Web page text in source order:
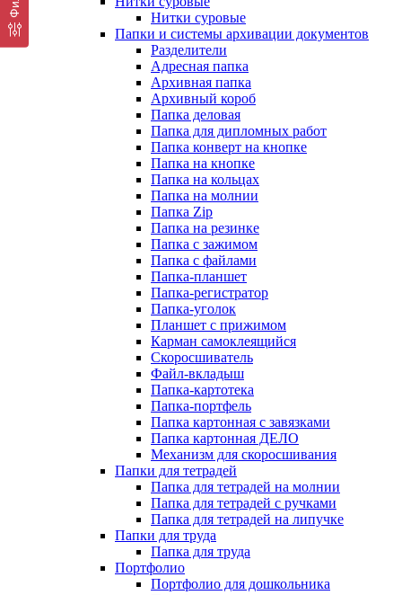
Нитки суровые
Папки и системы архивации документов
Разделители
Адресная папка
Архивная папка
Архивный короб
Папка деловая
Папка для дипломных работ
Папка конверт на кнопке
Папка на кнопке
Папка на кольцах
Папка на молнии
Папка Zip
Папка на резинке
Папка с зажимом
Папка с файлами
Папка-планшет
Папка-регистратор
Папка-уголок
Планшет с прижимом
Карман самоклеящийся
Скоросшиватель
Файл-вкладыш
Папка-картотека
Папка-портфель
Папка картонная с завязками
Папка картонная ДЕЛО
Механизм для скоросшивания
Папки для тетрадей
Папка для тетрадей на молнии
Папка для тетрадей с ручками
Папка для тетрадей на липучке
Папки для труда
Папка для труда
Портфолио
Портфолио для дошкольника